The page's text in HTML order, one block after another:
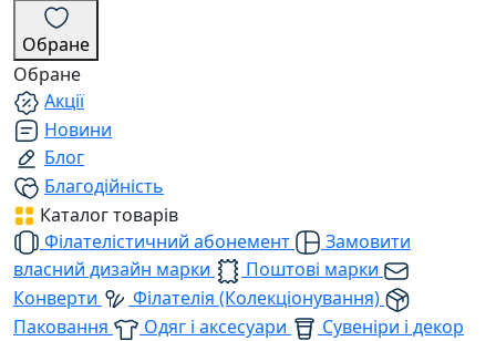
Обране
Обране
Акції
Новини
Блог
Благодійність
Каталог товарів
Філателістичний абонемент
Замовити
власний дизайн марки
Поштові марки
Конверти
Філателія (Колекціонування)
Паковання
Одяг і аксесуари
Сувеніри і декор